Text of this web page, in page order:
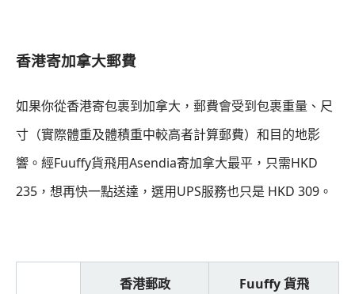
香港寄加拿大郵費
如果你從香港寄包裹到加拿大，郵費會受到包裹重量、尺
寸（實際體重及體積重中較高者計算郵費）和目的地影
響。經Fuuffy貨飛用Asendia寄加拿大最平，只需HKD
235，想再快一點送達，選用UPS服務也只是 HKD 309。
香港郵政 Fuuffy 貨飛